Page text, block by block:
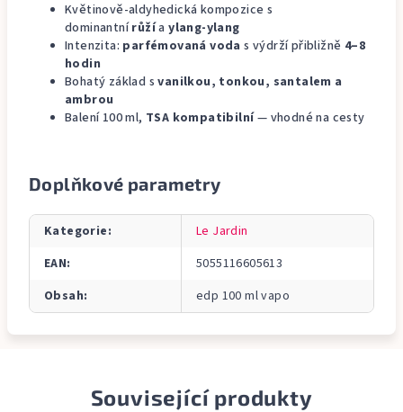
Květinově-aldyhedická kompozice s
dominantnírůžía ylang-ylang
Intenzita: parfémovaná voda s výdrží přibližně 4–8
hodin
Bohatý základ s vanilkou, tonkou, santalem a
ambrou
Balení 100 ml, TSA kompatibilní— vhodné na cesty
Doplňkové parametry
Kategorie:
Le Jardin
EAN:
5055116605613
Obsah: edp 100 ml vapo
Související produkty